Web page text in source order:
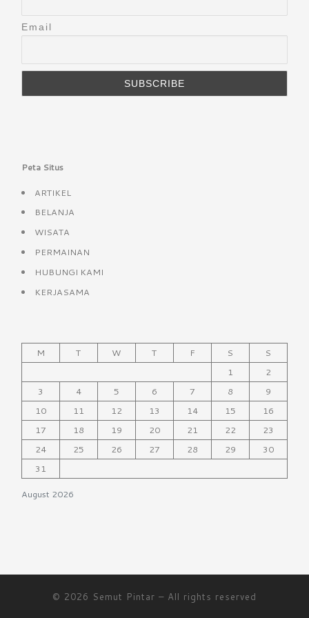
Email
Peta Situs
ARTIKEL
BELANJA
WISATA
PERMAINAN
HUBUNGI KAMI
KERJASAMA
August 2026
M T W T F S
S
1
2
3
4 5 6 7 8
9
10
11 12 13 14 15
16
17
18 19 20 21 22
23
24
25 26 27 28 29
30
31
© 2026 Semut Pintar – All rights reserved